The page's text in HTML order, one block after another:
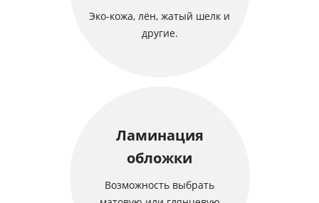
Эко-кожа, лён, жатый шелк и
другие.
Ламинация
обложки
Возможность выбрать